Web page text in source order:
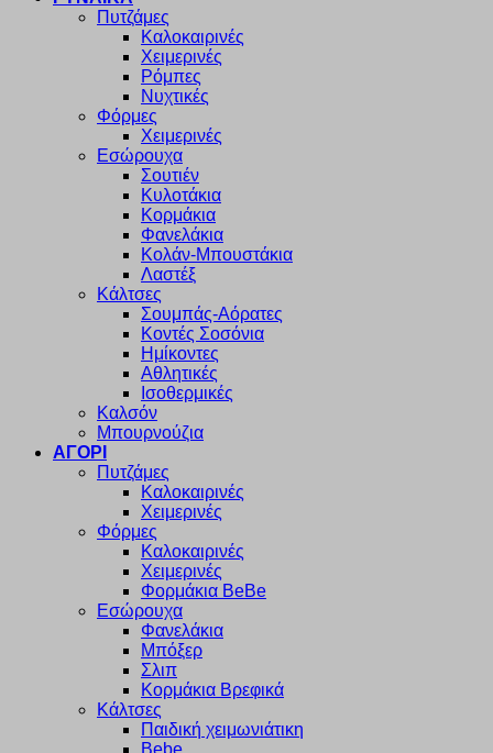
Πυτζάμες
Καλοκαιρινές
Χειμερινές
Ρόμπες
Νυχτικές
Φόρμες
Χειμερινές
Εσώρουχα
Σουτιέν
Κυλοτάκια
Κορμάκια
Φανελάκια
Κολάν-Μπουστάκια
Λαστέξ
Κάλτσες
Σουμπάς-Αόρατες
Κοντές Σοσόνια
Ημίκοντες
Αθλητικές
Ισοθερμικές
Καλσόν
Μπουρνούζια
ΑΓΟΡΙ
Πυτζάμες
Καλοκαιρινές
Χειμερινές
Φόρμες
Καλοκαιρινές
Χειμερινές
Φορμάκια BeBe
Εσώρουχα
Φανελάκια
Μπόξερ
Σλιπ
Κορμάκια Βρεφικά
Κάλτσες
Παιδική χειμωνιάτικη
Bebe